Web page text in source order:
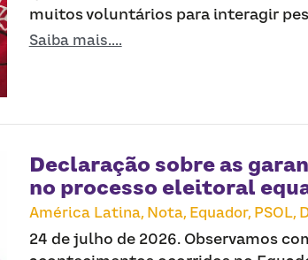
muitos voluntários para interagir
Saiba mais....
Declaração sobre as
no processo eleitoral
América Latina, Nota, Equador, PSOL,
24 de julho de 2026. Observamos